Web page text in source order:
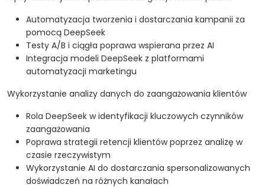
Automatyzacja tworzenia i dostarczania kampanii za
pomocą DeepSeek
Testy A/B i ciągła poprawa wspierana przez AI
Integracja modeli DeepSeek z platformami
automatyzacji marketingu
Wykorzystanie analizy danych do zaangażowania klientów
Rola DeepSeek w identyfikacji kluczowych czynników
zaangażowania
Poprawa strategii retencji klientów poprzez analizę w
czasie rzeczywistym
Wykorzystanie AI do dostarczania spersonalizowanych
doświadczeń na różnych kanałach